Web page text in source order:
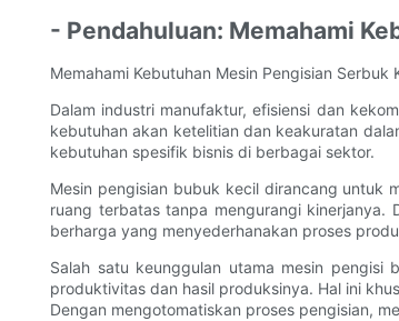
- Pendahuluan: Memahami
Memahami Kebutuhan Mesin Pengisian Serbuk
Dalam industri manufaktur, efisiensi dan
kebutuhan akan ketelitian dan keakuratan
kebutuhan spesifik bisnis di berbagai sektor.
Mesin pengisian bubuk kecil dirancang untuk
ruang terbatas tanpa mengurangi
berharga yang menyederhanakan proses
Salah satu keunggulan utama mesin pengisi
produktivitas dan hasil produksinya. Hal ini
Dengan mengotomatiskan proses pengisian,